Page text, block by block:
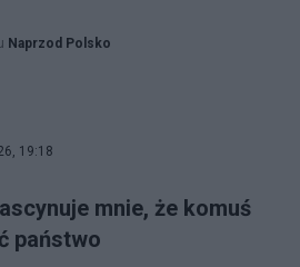
Naprzod Polsko
19:18
mnie, że komuś
państwo